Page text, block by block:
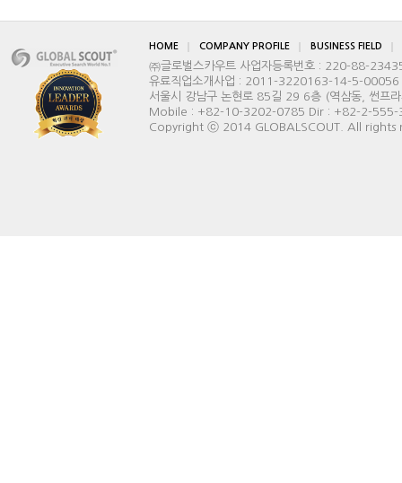
HOME COMPANY PROFILE BUSINESS FIELD
㈜글로벌스카우트 사업자등록번호 : 220-88-
유료직업소개사업 : 2011-3220163-14-5-
서울시 강남구 논현로 85길 29 6층 (역삼동, 썬
Mobile : +82-10-3202-0785 Dir : +82-2-
Copyright ⓒ 2014 GLOBALSCOUT. All rights